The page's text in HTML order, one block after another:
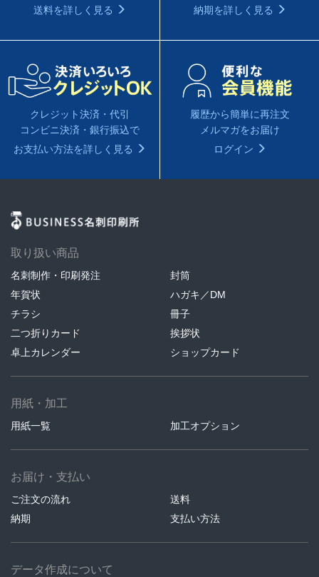
送料を詳しく見る
納期を詳しく見る
クレジット決済・代引
コンビニ決済・銀行振込で
お支払い方法を詳しく見る
履歴から簡単に再注文
メルマガをお届け
ログイン
取り扱い商品
名刺制作・印刷発注
封筒
年賀状
ハガキ／DM
チラシ
冊子
二つ折りカード
挨拶状
卓上カレンダー
ショップカード
用紙・加工
用紙一覧 加工オプション
お届け・支払い
ご注文の流れ
送料
納期
支払い方法
データ作成について